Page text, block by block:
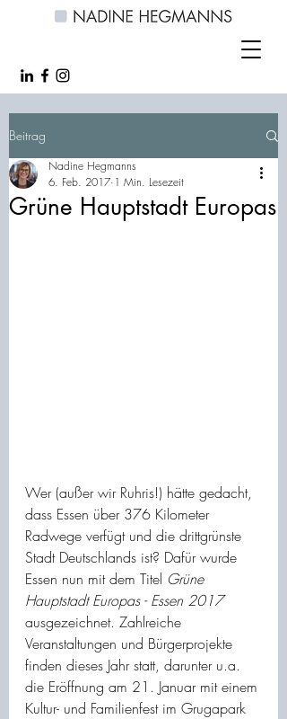
Beitrag
Grüne Hauptstadt Europas
Nadine Hegmanns
6. Feb. 2017 1 Min. Lesezeit
Wer (außer wir Ruhris!) hätte gedacht,
dass Essen über 376 Kilometer
Radwege verfügt und die drittgrünste
Stadt Deutschlands ist? Dafür wurde
Essen nun mit dem Titel Grüne
Hauptstadt Europas - Essen 2017
ausgezeichnet. Zahlreiche
Veranstaltungen und Bürgerprojekte
finden dieses Jahr statt, darunter u.a.
die Eröffnung am 21. Januar mit einem
Kultur- und Familienfest im Grugapark